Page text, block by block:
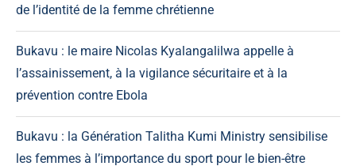
de l’identité de la femme chrétienne
Bukavu : le maire Nicolas Kyalangalilwa appelle à
l’assainissement, à la vigilance sécuritaire et à la
prévention contre Ebola
Bukavu : la Génération Talitha Kumi Ministry sensibilise
les femmes à l’importance du sport pour le bien-être